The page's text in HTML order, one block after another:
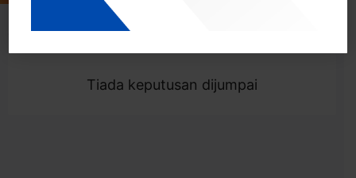
Tiada keputusan dijumpai